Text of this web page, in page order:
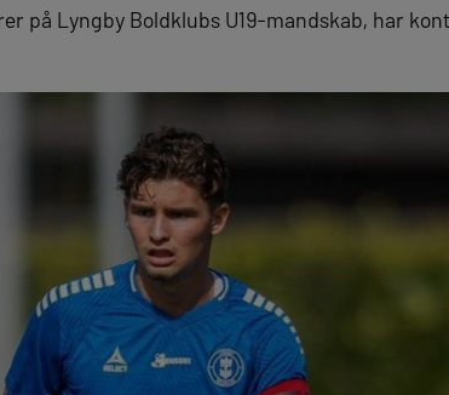
på Lyngby Boldklubs U19-mandskab, har